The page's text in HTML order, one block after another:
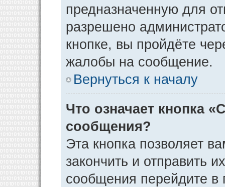
предназначенную для
разрешено
кнопке, вы пройдёте
жалобы на сообщение.
Вернуться к началу
Что означает кнопка
сообщения?
Эта кнопка позволяет
закончить и отправить
сообщения перейдите в